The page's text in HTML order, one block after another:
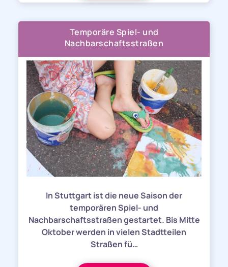
Temporäre Spiel- und
Nachbarschaftsstraßen
In Stuttgart ist die neue Saison der
temporären Spiel- und
Nachbarschaftsstraßen gestartet. Bis Mitte
Oktober werden in vielen Stadtteilen
Straßen fü…